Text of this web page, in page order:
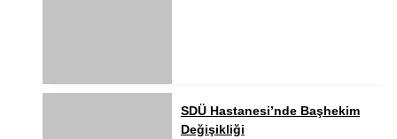
SDÜ Hastanesi’nde Başhekim
Değişikliği